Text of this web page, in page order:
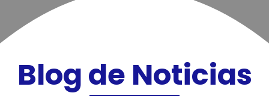
Blog de Noticias